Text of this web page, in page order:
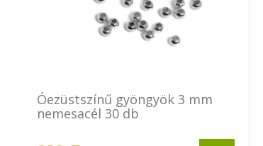
Óezüstszínű gyöngyök 3 mm
nemesacél 30 db